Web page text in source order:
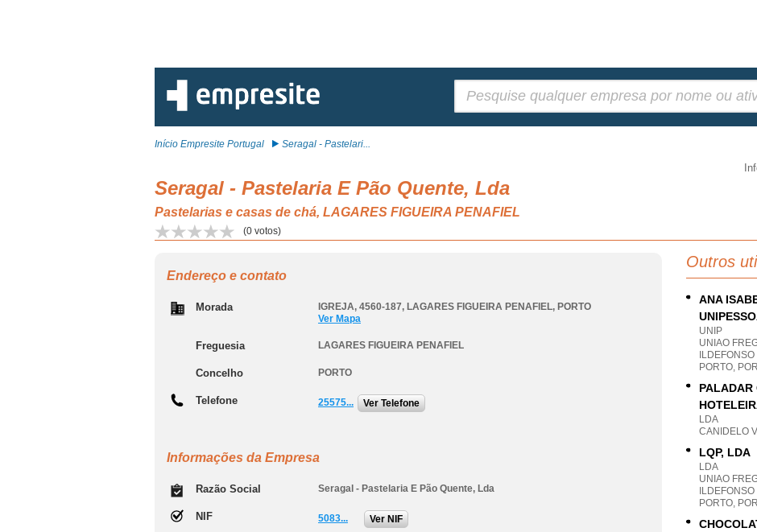
Início Empresite Portugal Seragal - Pastelari...
Seragal - Pastelaria E Pão Quente, Lda
Pastelarias e casas de chá, LAGARES FIGUEIRA PENAFIEL
(0 votos)
Endereço e contato
Morada IGREJA, 4560-187, LAGARES FIGUEIRA PENAFIEL, PORTO
Ver Mapa
Freguesia LAGARES FIGUEIRA PENAFIEL
Concelho PORTO
Telefone 25575... Ver Telefone
Informações da Empresa
Razão Social Seragal - Pastelaria E Pão Quente, Lda
NIF 5083... Ver NIF
Outros
ANA
UNIP
UNIAO
PORTO,
PALADAR
LDA
CANIDELO
LQP, LDA
LDA
UNIAO
PORTO,